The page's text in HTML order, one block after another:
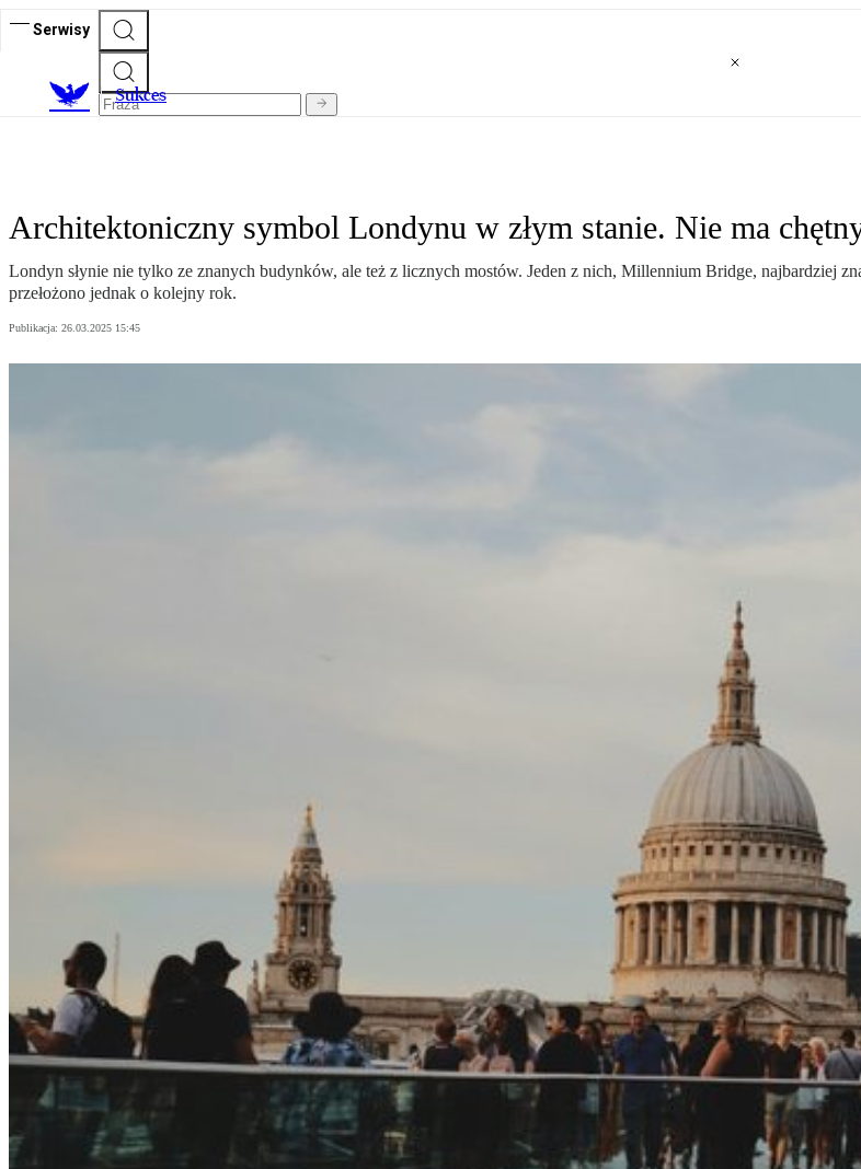
Serwisy
Sukces
Architektoniczny symbol Londynu w złym stanie. Nie ma
Londyn słynie nie tylko ze znanych budynków, ale też z licznych mostów. Jeden z nich, Millennium Bridge, najbardziej
przełożono jednak o kolejny rok.
Publikacja: 26.03.2025 15:45